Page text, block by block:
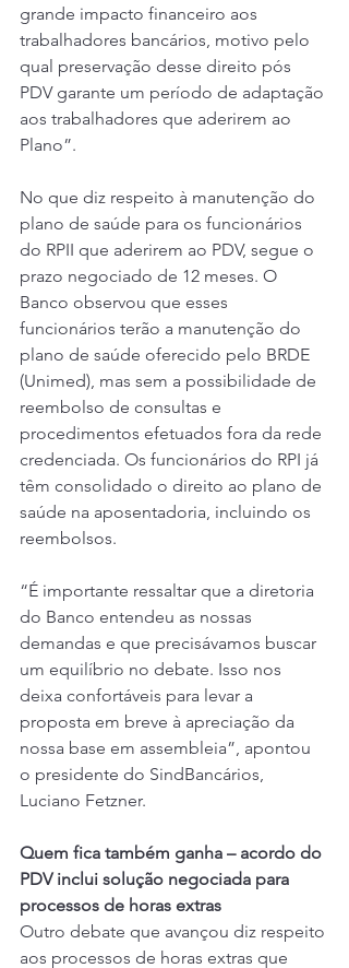
grande impacto financeiro aos
trabalhadores bancários, motivo pelo
qual preservação desse direito pós
PDV garante um período de adaptação
aos trabalhadores que aderirem ao
Plano”.
No que diz respeito à manutenção do
plano de saúde para os funcionários
do RPII que aderirem ao PDV, segue o
prazo negociado de 12 meses. O
Banco observou que esses
funcionários terão a manutenção do
plano de saúde oferecido pelo BRDE
(Unimed), mas sem a possibilidade de
reembolso de consultas e
procedimentos efetuados fora da rede
credenciada. Os funcionários do RPI já
têm consolidado o direito ao plano de
saúde na aposentadoria, incluindo os
reembolsos.
“É importante ressaltar que a diretoria
do Banco entendeu as nossas
demandas e que precisávamos buscar
um equilíbrio no debate. Isso nos
deixa confortáveis para levar a
proposta em breve à apreciação da
nossa base em assembleia”, apontou
o presidente do SindBancários,
Luciano Fetzner.
Quem fica também ganha – acordo do
PDV inclui solução negociada para
processos de horas extras
Outro debate que avançou diz respeito
aos processos de horas extras que